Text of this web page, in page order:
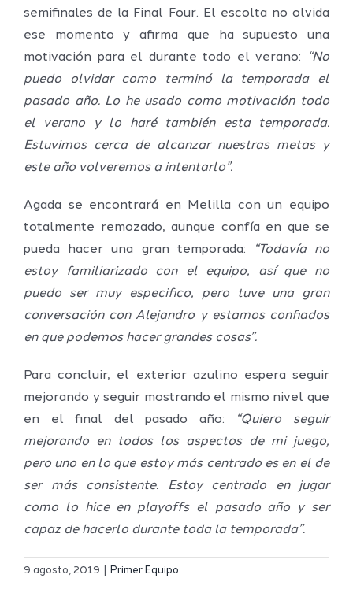
semifinales de la Final Four. El escolta no olvida
ese momento y afirma que ha supuesto una
motivación para el durante todo el verano:
“No
puedo olvidar como terminó la temporada el
pasado año. Lo he usado como motivación todo
el verano y lo haré también esta temporada.
Estuvimos cerca de alcanzar nuestras metas y
este año volveremos a intentarlo”.
Agada se encontrará en Melilla con un equipo
totalmente remozado, aunque confía en que se
pueda hacer una gran temporada:
“Todavía no
estoy familiarizado con el equipo, así que no
puedo ser muy especifico, pero tuve una gran
conversación con Alejandro y estamos confiados
en que podemos hacer grandes cosas”.
Para concluir, el exterior azulino espera seguir
mejorando y seguir mostrando el mismo nivel que
en el final del pasado año:
“Quiero seguir
mejorando en todos los aspectos de mi juego,
pero uno en lo que estoy más centrado es en el de
ser más consistente. Estoy centrado en jugar
como lo hice en playoffs el pasado año y ser
capaz de hacerlo durante toda la temporada”.
9 agosto, 2019 Primer Equipo
El Melilla
Definidos